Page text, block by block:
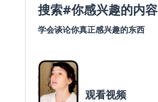
搜索#你感兴趣的内容
学会谈论你真正感兴趣的东西
观看视频